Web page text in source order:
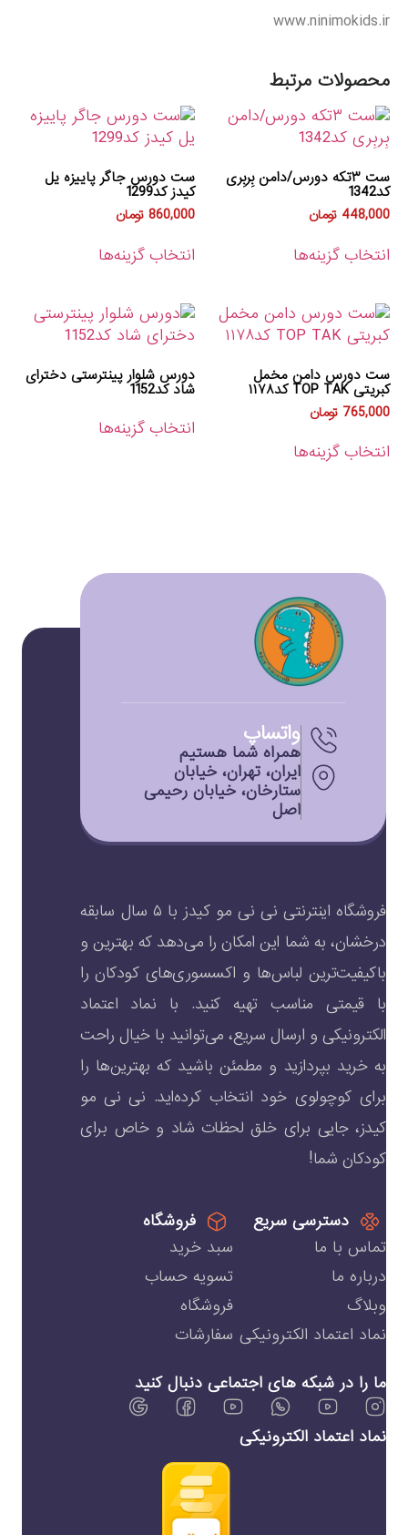
www.ninimokids.ir
محصولات مرتبط
ست ۳تکه دورس/دامن بِربِری
کد1342
448,000 تومان
انتخاب گزینه‌ها
ست دورس جاگر پاییزه یل
کیدز کد1299
860,000 تومان
انتخاب گزینه‌ها
ست دورس دامن مخمل
کبریتی TOP TAK کد۱۱۷۸
765,000 تومان
انتخاب گزینه‌ها
دورس شلوار پینترستی دخترای
شاد کد1152
انتخاب گزینه‌ها
ایران، تهران، خیابان
ستارخان، خیابان رحیمی
اصل
واتساپ
همراه شما هستیم
فروشگاه اینترنتی نی نی مو کیدز با ۵ سال سابقه
درخشان، به شما این امکان را می‌دهد که بهترین و
باکیفیت‌ترین لباس‌ها و اکسسوری‌های کودکان را
با قیمتی مناسب تهیه کنید. با نماد اعتماد
الکترونیکی و ارسال سریع، می‌توانید با خیال راحت
به خرید بپردازید و مطمئن باشید که بهترین‌ها را
برای کوچولوی خود انتخاب کرده‌اید. نی نی مو
کیدز، جایی برای خلق لحظات شاد و خاص برای
کودکان شما!
دسترسی سریع
تماس با ما
درباره ما
وبلاگ
نماد اعتماد الکترونیکی
فروشگاه
سبد خرید
تسویه حساب
فروشگاه
سفارشات
ما را در شبکه های اجتماعی دنبال کنید
نماد اعتماد الکترونیکی